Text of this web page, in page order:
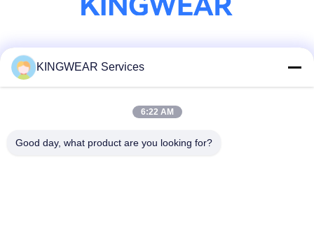
소셜 미디어
전화
KINGWEAR Services
6:22 AM
Good day, what product are you looking for?